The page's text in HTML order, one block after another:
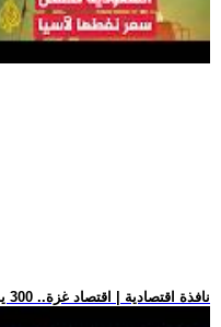
.. نافذة اقتصادية | اقتصاد غزة.. 300 يوم على اتفاق وقف إطلاق ال